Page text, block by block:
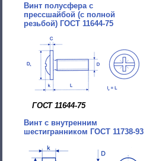
Винт полусфера с
прессшайбой (с полной
резьбой) ГОСТ 11644-75
ГОСТ 11644-75
Винт с внутренним
шестигранником ГОСТ 11738-93